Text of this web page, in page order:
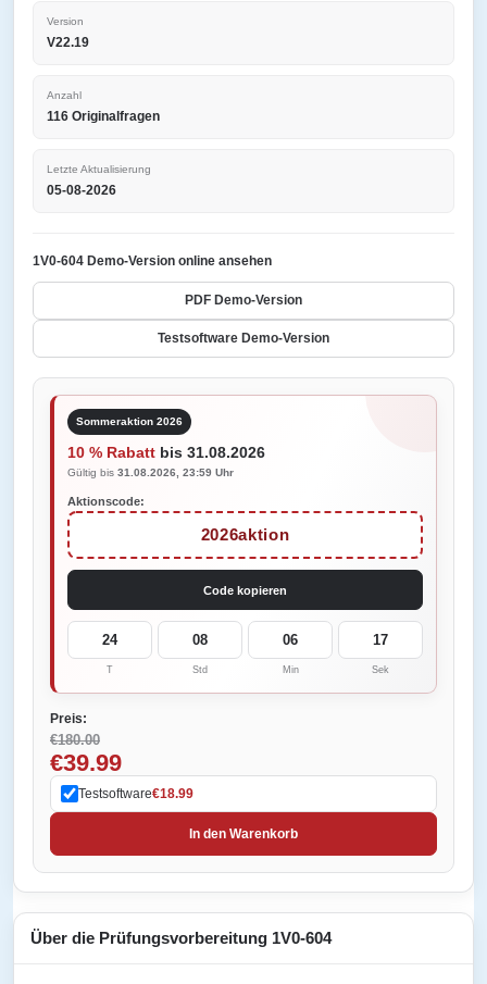
Version
V22.19
Anzahl
116 Originalfragen
Letzte Aktualisierung
05-08-2026
1V0-604 Demo-Version online ansehen
PDF Demo-Version
Testsoftware Demo-Version
Sommeraktion 2026
10 % Rabatt bis 31.08.2026
Gültig bis 31.08.2026, 23:59 Uhr
Aktionscode:
2026aktion
Code kopieren
24
T
08
Std
06
Min
17
Sek
Preis:
€180.00
€39.99
Testsoftware€18.99
In den Warenkorb
Über die Prüfungsvorbereitung 1V0-604